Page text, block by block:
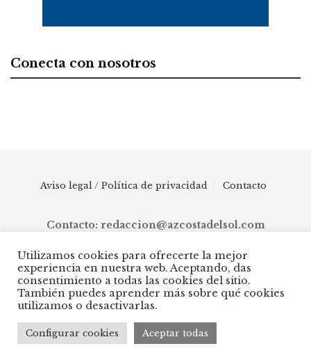
Conecta con nosotros
Aviso legal / Política de privacidad Contacto
Contacto: redaccion@azcostadelsol.com
© 2025 AZ Costa del Sol - Diario digital de Málaga capital hasta
Manilva, pasando por Torremolinos, Benalmádena, Fuengirola,
Mijas, Ojén, Marbella, Istán, Benahavís, Estepona y Casares.
Utilizamos cookies para ofrecerte la mejor
experiencia en nuestra web. Aceptando, das
consentimiento a todas las cookies del sitio.
También puedes aprender más sobre qué cookies
utilizamos o desactivarlas.
Configurar cookies Aceptar todas